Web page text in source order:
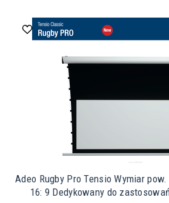
Adeo Rugby Pro Tensio Wymiar
16: 9 Dedykowany do